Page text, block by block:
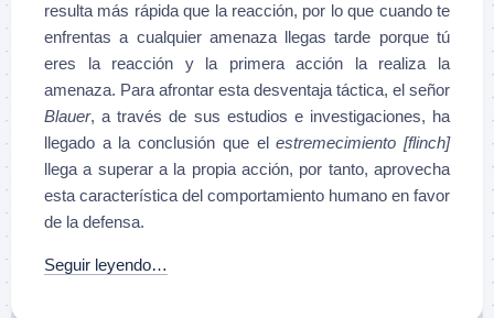
resulta más rápida que la reacción, por lo que cuando te
enfrentas a cualquier amenaza llegas tarde porque tú
eres la reacción y la primera acción la realiza la
amenaza. Para afrontar esta desventaja táctica, el señor
Blauer, a través de sus estudios e investigaciones, ha
llegado a la conclusión que elestremecimiento [flinch]
llega a superar a la propia acción, por tanto, aprovecha
esta característica del comportamiento humano en favor
de la defensa.
Seguir leyendo…